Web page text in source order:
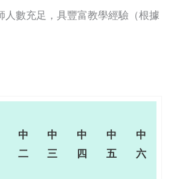
人數充足，具豐富教學經驗（根據
中
二
中
三
中
四
中
五
中
六